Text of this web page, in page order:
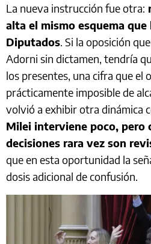
La nueva instrucción fue otra:
alta el mismo esquema
Diputados. Si la oposición
Adorni sin dictamen, tendría
los presentes, una cifra que el
prácticamente imposible de
volvió a exhibir otra dinámica
Milei interviene poco, pero
decisiones rara vez son
que en esta oportunidad la
dosis adicional de confusión.